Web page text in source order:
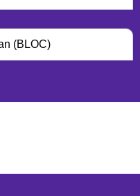
(BLOC)